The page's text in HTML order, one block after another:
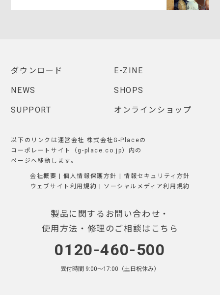
ダウンロード E-ZINE
NEWS SHOPS
SUPPORT オンラインショップ
以下のリンクは運営会社 株式会社G-Placeの
コーポレートサイト（g-place.co.jp）内の
ページへ移動します。
会社概要 |個人情報保護方針 | 情報セキュリティ方針
ウェブサイト利用規約 | ソーシャルメディア利用規約
製品に関するお問い合わせ・
使用方法・修理のご相談はこちら
0120-460-500
受付時間 9:00〜17:00（土日祝休み）